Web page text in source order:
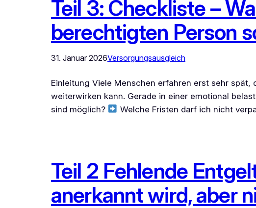
Teil 3: Checkliste –
berechtigten Person
31. Januar 2026Versorgungsausgleich
Einleitung Viele Menschen erfahren erst sehr
weiterwirken kann. Gerade in einer emotional
sind möglich?
Welche Fristen darf ich nicht
Teil 2 Fehlende
anerkannt wird, aber